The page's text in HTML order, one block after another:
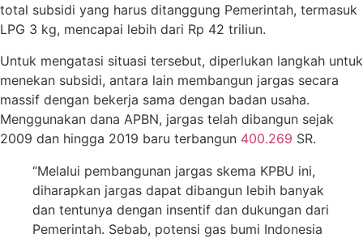
total subsidi yang harus ditanggung Pemerintah, termasuk
LPG 3 kg, mencapai lebih dari Rp 42 triliun.
Untuk mengatasi situasi tersebut, diperlukan langkah untuk
menekan subsidi, antara lain membangun jargas secara
massif dengan bekerja sama dengan badan usaha.
Menggunakan dana APBN, jargas telah dibangun sejak
2009 dan hingga 2019 baru terbangun 400.269 SR.
“Melalui pembangunan jargas skema KPBU ini,
diharapkan jargas dapat dibangun lebih banyak
dan tentunya dengan insentif dan dukungan dari
Pemerintah. Sebab, potensi gas bumi Indonesia